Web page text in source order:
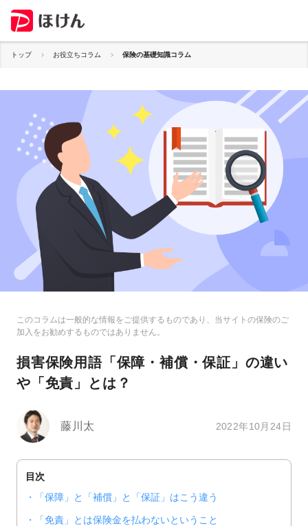
トップ お役立ちコラム 保険の基礎知識コラム
このコラムは一般的な情報をご提供するものであり、当サイトの保険のご
加入をお勧めするものではありません。
損害保険用語「保障・補償・保証」の違い
や「免責」とは？
藤川太 2022年10月24日
目次
「保障」と「補償」と「保証」はこう違う
「免責」とは保険金を払わないということ